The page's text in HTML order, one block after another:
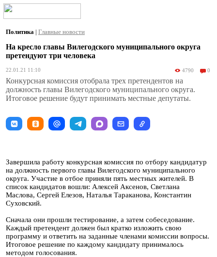
Политика | Главные новости
На кресло главы Вилегодского муниципального округа
претендуют три человека
22.01.21 11:10 4790 0
Конкурсная комиссия отобрала трех претендентов на
должность главы Вилегодского муниципального округа.
Итоговое решение будут принимать местные депутаты.
Завершила работу конкурсная комиссия по отбору кандидатур
на должность первого главы Вилегодского муниципального
округа. Участие в отбое приняли пять местных жителей. В
список кандидатов вошли: Алексей Аксенов, Светлана
Маслова, Сергей Елезов, Наталья Тараканова, Константин
Суховский.
Сначала они прошли тестирование, а затем собеседование.
Каждый претендент должен был кратко изложить свою
программу и ответить на заданные членами комиссии вопросы.
Итоговое решение по каждому кандидату принималось
методом голосования.